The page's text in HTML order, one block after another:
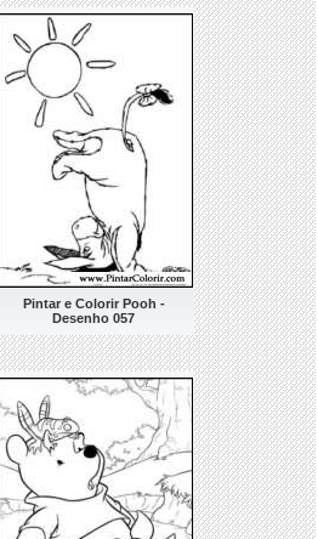
Pintar e Colorir Pooh -
Desenho 057